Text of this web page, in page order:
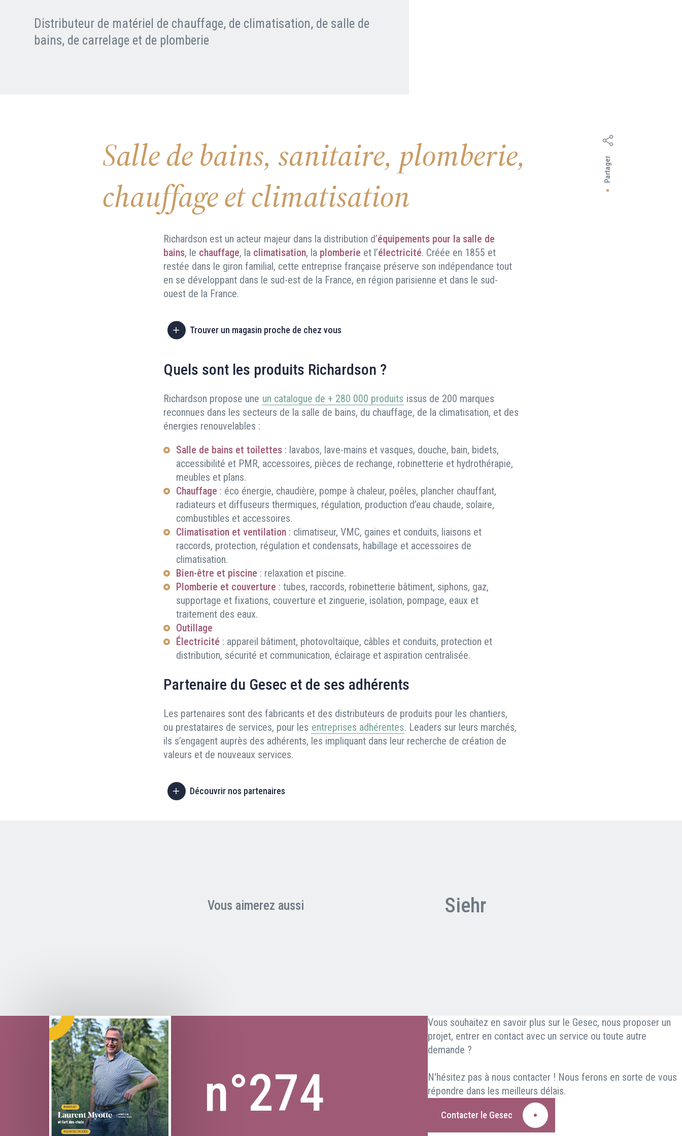
Clients professionnels
FAQ
Distributeur de matériel de chauffage, de climatisation, de salle de
bains, de carrelage et de plomberie
Partager
Salle de bains, sanitaire, plomberie,
chauffage et climatisation
Richardson est un acteur majeur dans la distribution d’équipements pour la salle de
bains, le chauffage, la climatisation, la plomberie et l’électricité. Créée en 1855 et
restée dans le giron familial, cette entreprise française préserve son indépendance tout
en se développant dans le sud-est de la France, en région parisienne et dans le sud-
ouest de la France.
Trouver un magasin proche de chez vous
Quels sont les produits Richardson ?
Richardson propose une un catalogue de + 280 000 produits issus de 200 marques
reconnues dans les secteurs de la salle de bains, du chauffage, de la climatisation, et des
énergies renouvelables :
Salle de bains et toilettes : lavabos, lave-mains et vasques, douche, bain, bidets,
accessibilité et PMR, accessoires, pièces de rechange, robinetterie et hydrothérapie,
meubles et plans.
Chauffage : éco énergie, chaudière, pompe à chaleur, poêles, plancher chauffant,
radiateurs et diffuseurs thermiques, régulation, production d’eau chaude, solaire,
combustibles et accessoires.
Climatisation et ventilation : climatiseur, VMC, gaines et conduits, liaisons et
raccords, protection, régulation et condensats, habillage et accessoires de
climatisation.
Bien-être et piscine : relaxation et piscine.
Plomberie et couverture : tubes, raccords, robinetterie bâtiment, siphons, gaz,
supportage et fixations, couverture et zinguerie, isolation, pompage, eaux et
traitement des eaux.
Outillage
Électricité : appareil bâtiment, photovoltaïque, câbles et conduits, protection et
distribution, sécurité et communication, éclairage et aspiration centralisée.
Partenaire du Gesec et de ses adhérents
Les partenaires sont des fabricants et des distributeurs de produits pour les chantiers,
ou prestataires de services, pour les entreprises adhérentes. Leaders sur leurs marchés,
ils s’engagent auprès des adhérents, les impliquant dans leur recherche de création de
valeurs et de nouveaux services.
Découvrir nos partenaires
Vous aimerez aussi Siehr
n°274
Vous souhaitez en savoir plus sur le Gesec, nous proposer un
projet, entrer en contact avec un service ou toute autre
demande ?
N'hésitez pas à nous contacter ! Nous ferons en sorte de vous
répondre dans les meilleurs délais.
Contacter le Gesec